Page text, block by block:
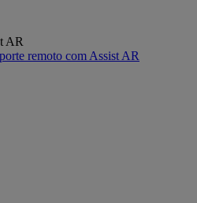
AR
remoto com Assist AR